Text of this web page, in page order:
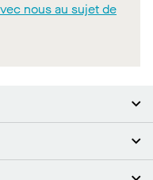
nous au sujet de